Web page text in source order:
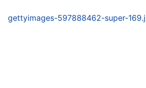
gettyimages-597888462-super-